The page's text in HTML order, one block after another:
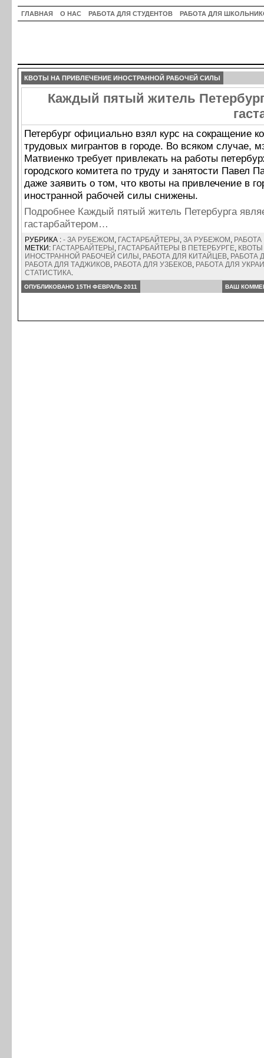
ГЛАВНАЯ О НАС РАБОТА ДЛЯ СТУДЕНТОВ РАБОТА ДЛЯ
КВОТЫ НА ПРИВЛЕЧЕНИЕ ИНОСТРАННОЙ РАБОЧЕЙ СИЛЫ
Каждый пятый житель
Петербург официально взял курс на сокращение
трудовых мигрантов в городе. Во всяком случае,
Матвиенко требует привлекать на работы
городского комитета по труду и занятости Павел
даже заявить о том, что квоты на привлечение в
иностранной рабочей силы снижены.
Подробнее Каждый пятый житель Петербурга
гастарбайтером…
РУБРИКА : - ЗА РУБЕЖОМ , ГАСТАРБАЙТЕРЫ , ЗА РУБЕЖОМ , РАБОТА
МЕТКИ: ГАСТАРБАЙТЕРЫ , ГАСТАРБАЙТЕРЫ В ПЕТЕРБУРГЕ,
ИНОСТРАННОЙ РАБОЧЕЙ СИЛЫ , РАБОТА ДЛЯ КИТАЙЦЕВ, РАБОТА
РАБОТА ДЛЯ ТАДЖИКОВ, РАБОТА ДЛЯ УЗБЕКОВ, РАБОТА ДЛЯ
СТАТИСТИКА.
ОПУБЛИКОВАНО 15TH ФЕВРАЛЬ 2011 ВАШ